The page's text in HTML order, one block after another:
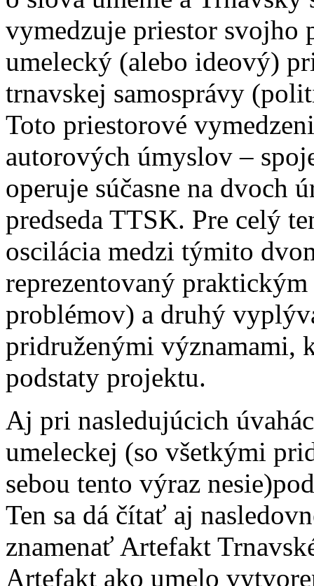
vymedzuje priestor svojho
umelecký (alebo ideový)
trnavskej samosprávy
Toto priestorové
autorových úmyslov –
operuje súčasne na dvoch
predseda TTSK. Pre celý
oscilácia medzi týmito
reprezentovaný
problémov) a druhý
pridruženými významami,
podstaty projektu.
Aj pri nasledujúcich
umeleckej (so všetkými
sebou tento výraz
Ten sa dá čítať aj
znamenať Artefakt
Artefakt ako umelo